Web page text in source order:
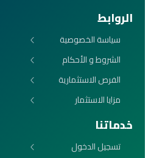
الروابط
سياسة الخصوصية
الشروط و الأحكام
الفرص الاستثمارية
مزايا الاستثمار
خدماتنا
تسجيل الدخول